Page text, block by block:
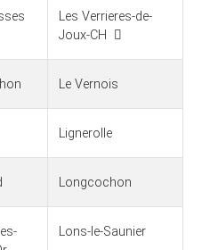
Les Verrieres-de-
Joux-CH
Le Vernois
Lignerolle
Longcochon
Lons-le-Saunier